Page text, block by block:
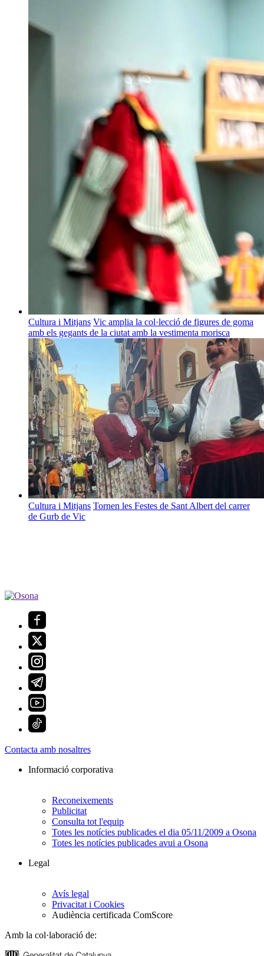
Cultura i Mitjans Vic amplia la col·lecció de figures de goma
amb els gegants de la ciutat amb la vestimenta morisca
Cultura i Mitjans Tornen les Festes de Sant Albert del carrer
de Gurb de Vic
Contacta amb nosaltres
Informació corporativa
Reconeixements
Publicitat
Consulta tot l'equip
Totes les notícies publicades el dia 05/11/2009 a Osona
Totes les notícies publicades avui a Osona
Legal
Avís legal
Privacitat i Cookies
Audiència certificada ComScore
Amb la col·laboració de: